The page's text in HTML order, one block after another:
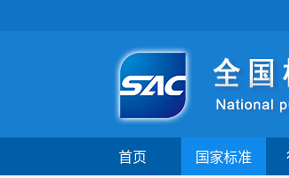
首页 国家标准